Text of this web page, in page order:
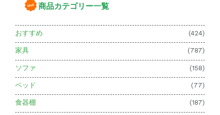
商品カテゴリー一覧
おすすめ (424)
家具 (787)
ソファ (158)
ベッド (77)
食器棚 (187)